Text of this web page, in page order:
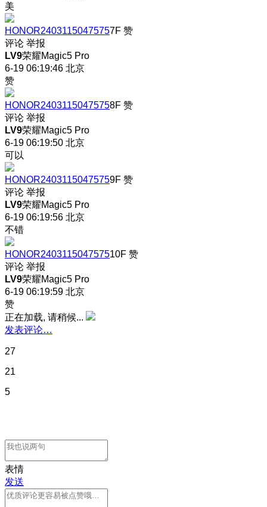
美
HONOR24031150475757F 赞
评论 举报
LV9荣耀Magic5 Pro
6-19 06:19:46 北京
赞
HONOR24031150475758F 赞
评论 举报
LV9荣耀Magic5 Pro
6-19 06:19:50 北京
可以
HONOR24031150475759F 赞
评论 举报
LV9荣耀Magic5 Pro
6-19 06:19:56 北京
不错
HONOR240311504757510F 赞
评论 举报
LV9荣耀Magic5 Pro
6-19 06:19:59 北京
赞
正在加载, 请稍候...
发表评论…
27
21
5
表情
发送